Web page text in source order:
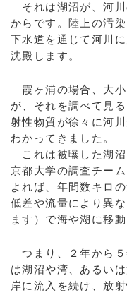
それは湖沼が、河川
からです。陸上の汚染
下水道を通じて河川
沈殿します。
霞ヶ浦の場合、大小
が、それを調べて見
射性物質が徐々に河
わかってきました。
これは被曝した湖沼
京都大学の調査チーム
よれば、年間数キロ
低差や流量により異な
ます）で海や湖に移動
つまり、２年から５
は湖沼や湾、あるい
岸に流入を続け、放